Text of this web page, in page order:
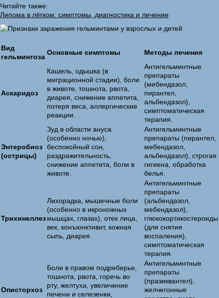
Читайте также:
Липома в лёгком: симптомы, диагностика и лечение
Вид
гельминтоза
Основные симптомы Методы лечения
Аскаридоз
Кашель, одышка (в
миграционной стадии), боли
в животе, тошнота, рвота,
диарея, снижение аппетита,
потеря веса, аллергические
реакции.
Антигельминтные
препараты
(мебендазол,
пирантел,
альбендазол),
симптоматическая
терапия.
Энтеробиоз
(острицы)
Зуд в области ануса
(особенно ночью),
беспокойный сон,
раздражительность,
снижение аппетита, боли в
животе.
Антигельминтные
препараты (пирантел,
мебендазол,
альбендазол), строгая
гигиена, обработка
белья.
Трихинеллез
Лихорадка, мышечные боли
(особенно в икроножных
мышцах, глазах), отек лица,
век, конъюнктивит, кожная
сыпь, диарея.
Антигельминтные
препараты
(альбендазол,
мебендазол),
глюкокортикостероиды
(для снятия
воспаления),
симптоматическая
терапия.
Описторхоз
Боли в правом подреберье,
тошнота, рвота, горечь во
рту, желтуха, увеличение
печени и селезенки,
Антигельминтные
препараты
(празиквантел),
желчегонные